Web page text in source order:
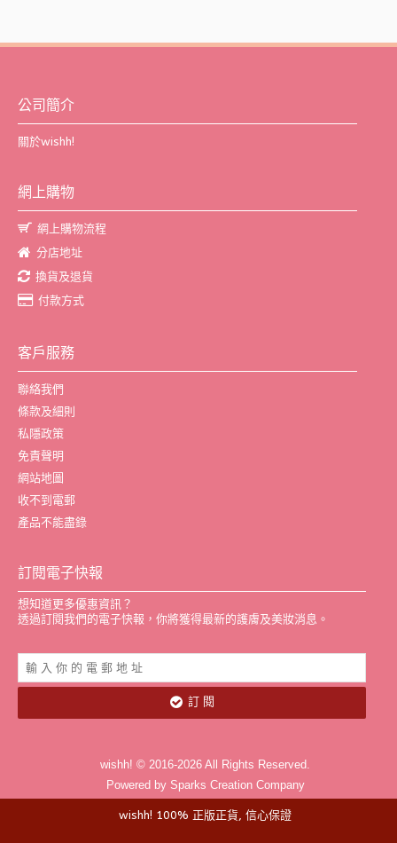
公司簡介
關於wishh!
網上購物
網上購物流程
分店地址
換貨及退貨
付款方式
客戶服務
聯絡我們
條款及細則
私隱政策
免責聲明
網站地圖
收不到電郵
產品不能盡錄
訂閱電子快報
想知道更多優惠資訊？
透過訂閱我們的電子快報，你將獲得最新的護膚及美妝消息。
訂 閱
wishh! © 2016-2026 All Rights Reserved.
Powered by Sparks Creation Company
wishh! 100% 正版正貨, 信心保證